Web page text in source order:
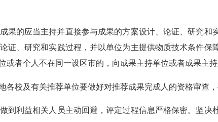
的应当主持并直接参与成果的方案设计、论证、研究和
证、研究和实践过程，并以单位为主提供物质技术条件保
者个人不在同一设区市的，向成果主持单位或者成果主
及有关推荐单位要做好对推荐成果完成人的资格审查，
利益相关人员主动回避，评定过程信息严格保密。坚决